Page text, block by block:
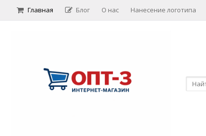
Главная Блог О нас Нанесение логотипа